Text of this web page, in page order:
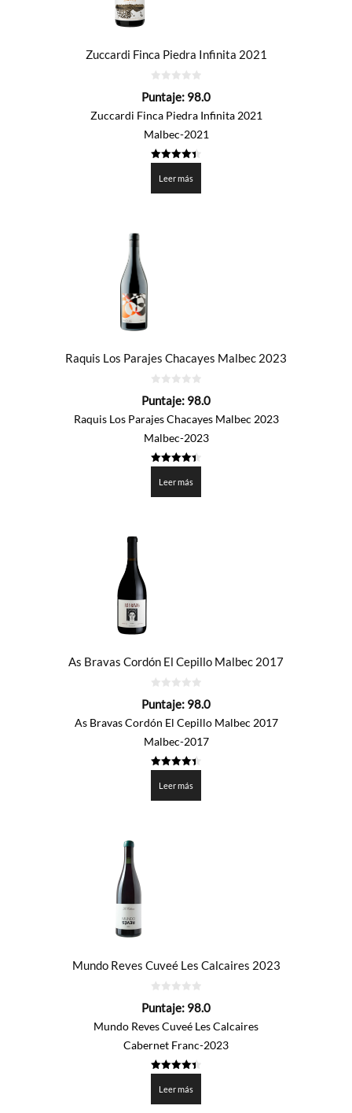
Zuccardi Finca Piedra Infinita 2021
de
Puntaje: 98.0
Zuccardi Finca Piedra Infinita 2021
Malbec-2021
de 5
Leer más
Raquis Los Parajes Chacayes Malbec 2023
de
Puntaje: 98.0
Raquis Los Parajes Chacayes Malbec 2023
Malbec-2023
de 5
Leer más
As Bravas Cordón El Cepillo Malbec 2017
de
Puntaje: 98.0
As Bravas Cordón El Cepillo Malbec 2017
Malbec-2017
de 5
Leer más
Mundo Reves Cuveé Les Calcaires 2023
de
Puntaje: 98.0
Mundo Reves Cuveé Les Calcaires
Cabernet Franc-2023
de 5
Leer más